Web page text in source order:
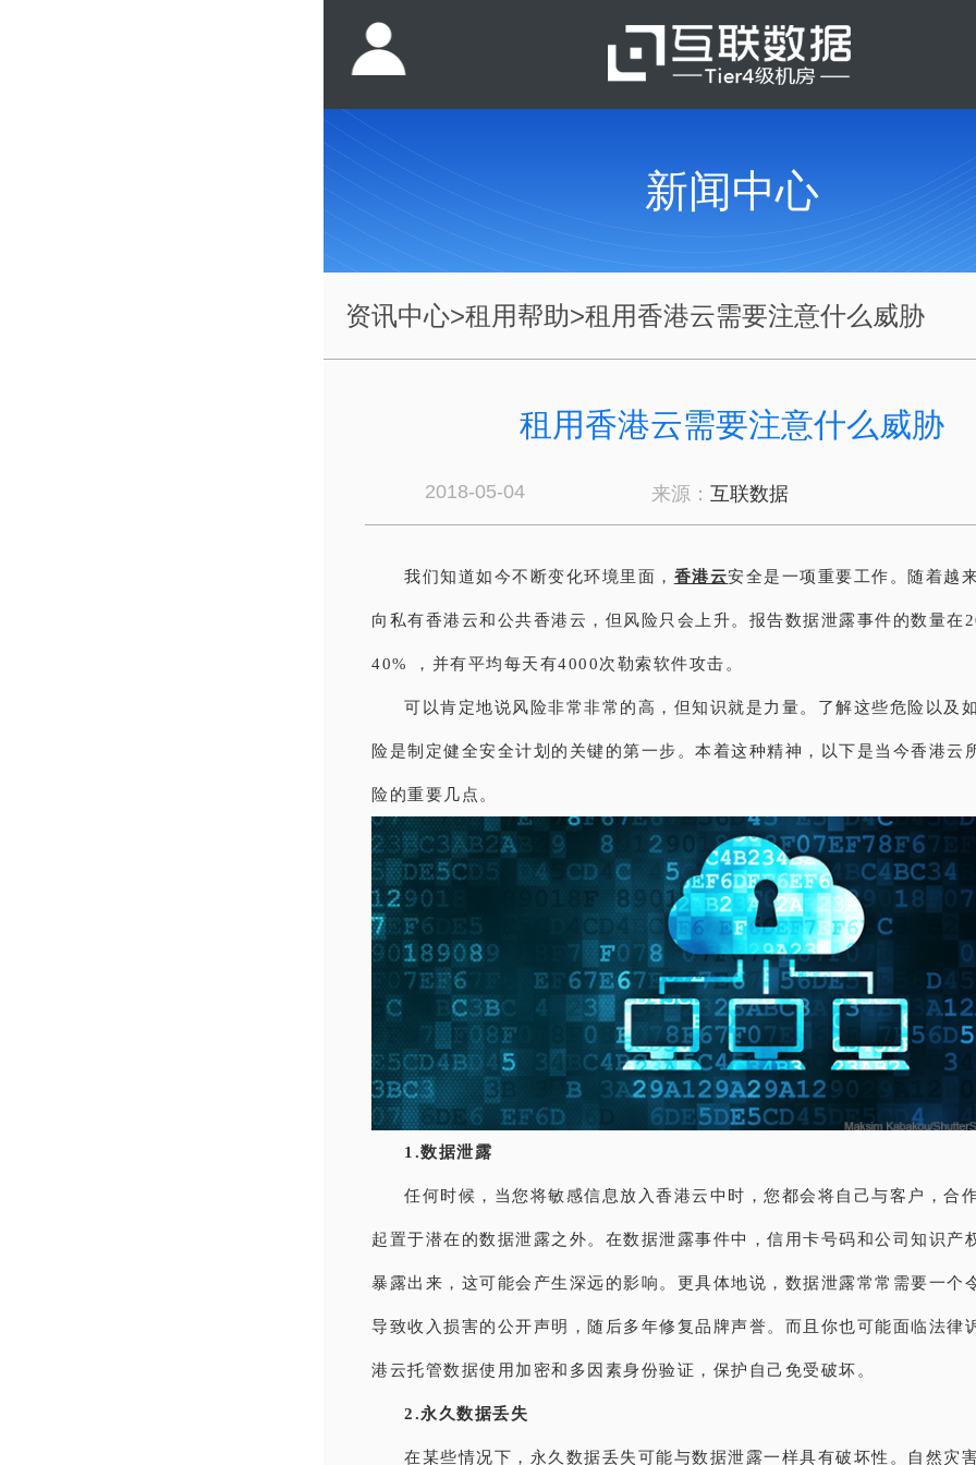
新闻中心
资讯中心>租用帮助>租用香港云需要注意什么威胁
租用香港云需要注意什么威胁
2018-05-04 来源： 互联数据
我们知道如今不断变化环境里面， 香港云安全是一项重要工作。随着越
向私有香港云和公共香港云，但风险只会上升。报告数据泄露事件的数量在
40% ，并有平均每天有4000次勒索软件攻击。
可以肯定地说风险非常非常的高，但知识就是力量。了解这些危险以及
险是制定健全安全计划的关键的第一步。本着这种精神，以下是当今香港云
险的重要几点。
1.数据泄露
任何时候，当您将敏感信息放入香港云中时，您都会将自己与客户，合
起置于潜在的数据泄露之外。在数据泄露事件中，信用卡号码和公司知识产
暴露出来，这可能会产生深远的影响。更具体地说，数据泄露常常需要一个
导致收入损害的公开声明，随后多年修复品牌声誉。而且你也可能面临法律
港云托管数据使用加密和多因素身份验证，保护自己免受破坏。
2.永久数据丢失
在某些情况下，永久数据丢失可能与数据泄露一样具有破坏性。自然灾